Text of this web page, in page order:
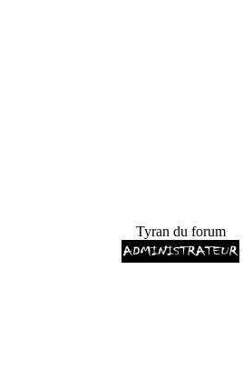
Tyran du forum